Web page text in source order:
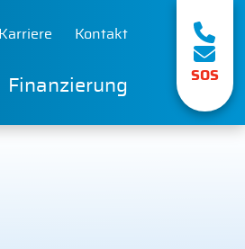
Karriere Kontakt
Finanzierung
SOS